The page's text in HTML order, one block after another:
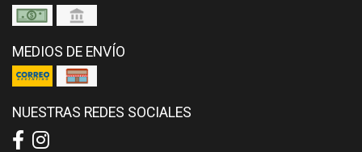
MEDIOS DE ENVÍO
NUESTRAS REDES SOCIALES